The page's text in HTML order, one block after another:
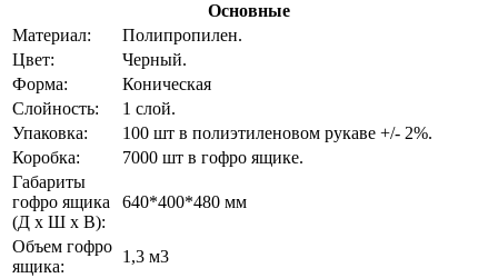
Основные
Материал:
Полипропилен.
Цвет:
Черный.
Форма:
Коническая
Слойность:
1 слой.
Упаковка:
100 шт в полиэтиленовом рукаве +/- 2%.
Коробка:
7000 шт в гофро ящике.
Габариты
гофро ящика
(Д х Ш х В):
640*400*480 мм
Объем гофро
ящика:
1,3 м3